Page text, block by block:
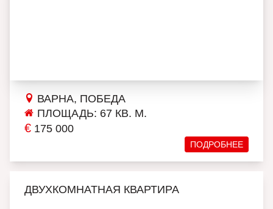
ВАРНА, ПОБЕДА
ПЛОЩАДЬ: 67 КВ. М.
€ 175 000
ПОДРОБНЕЕ
ДВУХКОМНАТНАЯ КВАРТИРА